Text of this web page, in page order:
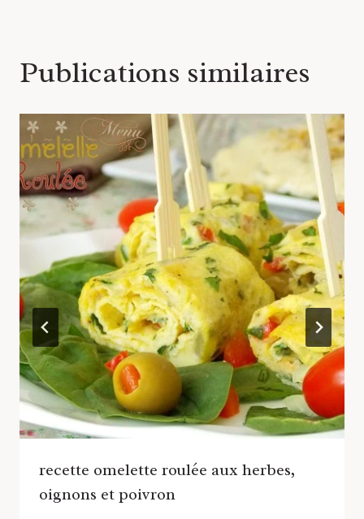
Publications similaires
recette omelette roulée aux herbes,
oignons et poivron